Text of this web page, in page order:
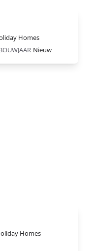
Homes
Nieuw
Homes